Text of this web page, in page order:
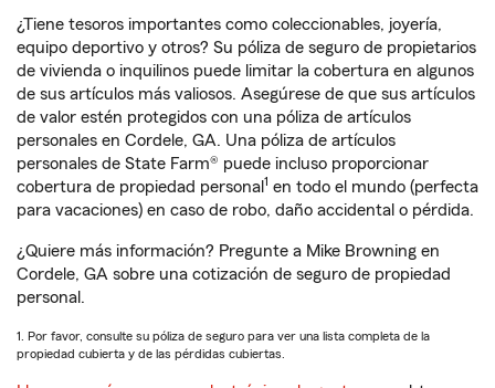
¿Tiene tesoros importantes como coleccionables, joyería,
equipo deportivo y otros? Su póliza de seguro de propietarios
de vivienda o inquilinos puede limitar la cobertura en algunos
de sus artículos más valiosos. Asegúrese de que sus artículos
de valor estén protegidos con una póliza de artículos
personales en Cordele, GA. Una póliza de artículos
personales de State Farm® puede incluso proporcionar
cobertura de propiedad personal 1 en todo el mundo (perfecta
para vacaciones) en caso de robo, daño accidental o pérdida.
¿Quiere más información? Pregunte a Mike Browning en
Cordele, GA sobre una cotización de seguro de propiedad
personal.
1. Por favor, consulte su póliza de seguro para ver una lista completa de la
propiedad cubierta y de las pérdidas cubiertas.